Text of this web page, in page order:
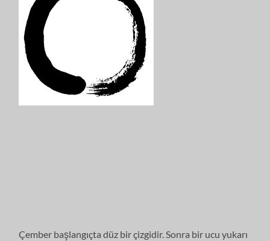
Çember başlangıçta düz bir çizgidir. Sonra bir ucu yukarı